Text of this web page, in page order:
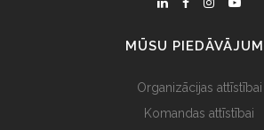
MŪSU
Organizācijas attīstībai
Komandas attīstībai